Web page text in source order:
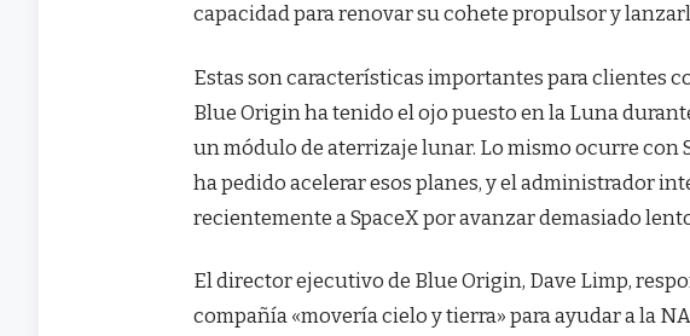
capacidad para renovar su cohete propulsor y
Estas son características importantes para clientes
Blue Origin ha tenido el ojo puesto en la Luna
un módulo de aterrizaje lunar. Lo mismo ocurre con
ha pedido acelerar esos planes, y el administrador
recientemente a SpaceX por avanzar demasiado
El director ejecutivo de Blue Origin, Dave Limp,
compañía «movería cielo y tierra» para ayudar a la